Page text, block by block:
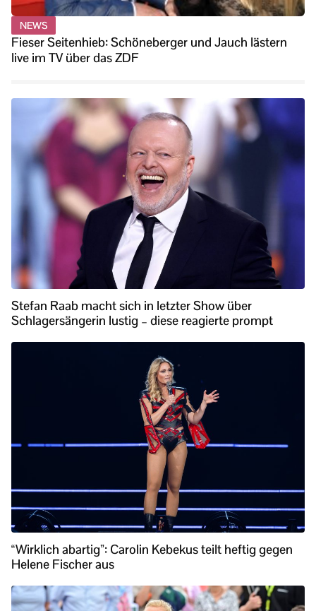
NEWS
Fieser Seitenhieb: Schöneberger und Jauch lästern
live im TV über das ZDF
Stefan Raab macht sich in letzter Show über
Schlagersängerin lustig – diese reagierte prompt
“Wirklich abartig”: Carolin Kebekus teilt heftig gegen
Helene Fischer aus